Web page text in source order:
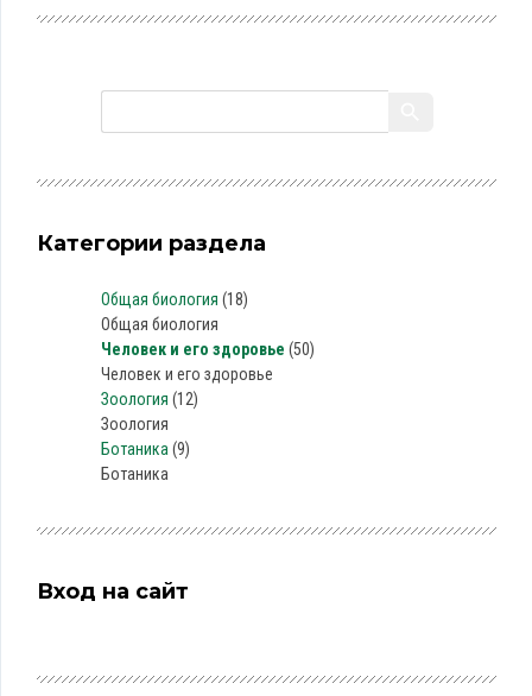
Категории раздела
Общая биология (18)
Общая биология
Человек и его здоровье (50)
Человек и его здоровье
Зоология (12)
Зоология
Ботаника (9)
Ботаника
Вход на сайт